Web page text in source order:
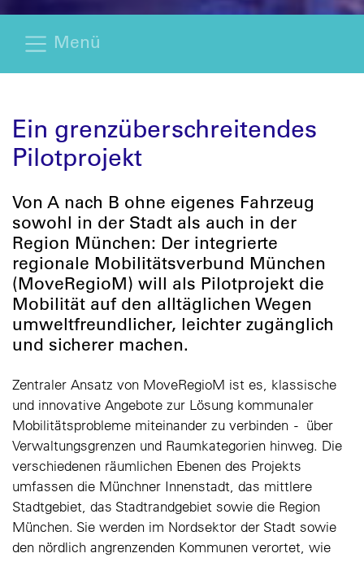
Menü
Ein grenzüberschreitendes
Pilotprojekt
Von A nach B ohne eigenes Fahrzeug
sowohl in der Stadt als auch in der
Region München: Der integrierte
regionale Mobilitätsverbund München
(MoveRegioM) will als Pilotprojekt die
Mobilität auf den alltäglichen Wegen
umweltfreundlicher, leichter zugänglich
und sicherer machen.
Zentraler Ansatz von MoveRegioM ist es, klassische
und innovative Angebote zur Lösung kommunaler
Mobilitätsprobleme miteinander zu verbinden - über
Verwaltungsgrenzen und Raumkategorien hinweg. Die
verschiedenen räumlichen Ebenen des Projekts
umfassen die Münchner Innenstadt, das mittlere
Stadtgebiet, das Stadtrandgebiet sowie die Region
München. Sie werden im Nordsektor der Stadt sowie
den nördlich angrenzenden Kommunen verortet, wie